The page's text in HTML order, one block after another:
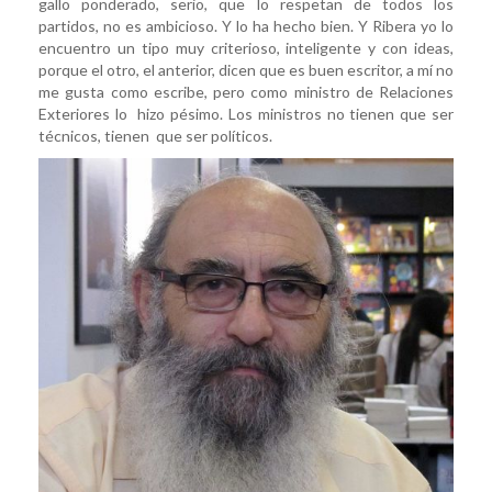
gallo ponderado, serio, que lo respetan de todos los
partidos, no es ambicioso. Y lo ha hecho bien. Y Ribera yo lo
encuentro un tipo muy criterioso, inteligente y con ideas,
porque el otro, el anterior, dicen que es buen escritor, a mí no
me gusta como escribe, pero como ministro de Relaciones
Exteriores lo hizo pésimo. Los ministros no tienen que ser
técnicos, tienen que ser políticos.